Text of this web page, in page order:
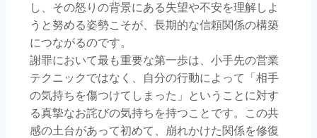
し、その怒りの背景にある失望や不安を理解しよ
うと努める姿勢こそが、長期的な信頼関係の構築
につながるのです。
謝罪において最も重要な第一歩は、小手先の営業
テクニックではなく、自分の行動によって「相手
の気持ちを傷つけてしまった」ということに対す
る真摯なお詫びの気持ちを持つことです。この共
感の土台があって初めて、崩れかけた関係を修復